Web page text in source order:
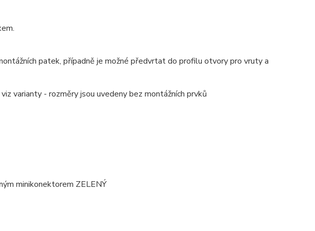
patek, případně je možné předvrtat do profilu otvory pro vruty a
varianty - rozměry jsou uvedeny bez montážních prvků
minikonektorem ZELENÝ